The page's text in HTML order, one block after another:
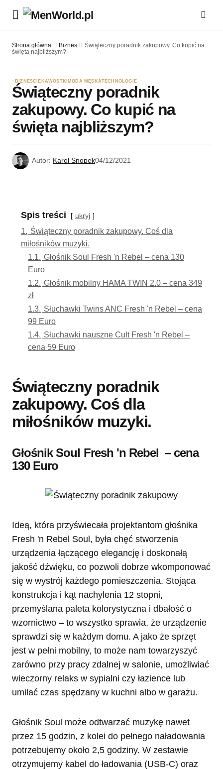
Strona główna Biznes
Świąteczny poradnik zakupowy. Co kupić na
święta najbliższym?
BIZNESCIEKAWOSTKI MODA MĘSKATECHNOLOGIE
Świąteczny poradnik
zakupowy. Co kupić na
święta najbliższym?
Autor: Karol Snopek04/12/2021
Spis treści ukryj
1. Świąteczny poradnik zakupowy. Coś dla
miłośników muzyki.
1.1. Głośnik Soul Fresh 'n Rebel – cena 130
Euro
1.2. Głośnik mobilny HAMA TWIN 2.0 – cena 349
zł
1.3. Słuchawki Twins ANC Fresh 'n Rebel – cena
99 Euro
1.4. Słuchawki nauszne Cult Fresh 'n Rebel –
cena 59 Euro
Świąteczny poradnik
zakupowy. Coś dla
miłośników muzyki.
Głośnik Soul Fresh 'n Rebel – cena
130 Euro
Ideą, która przyświecała projektantom głośnika
Fresh 'n Rebel Soul, była chęć stworzenia
urządzenia łączącego elegancję i doskonałą
jakość dźwięku, co pozwoli dobrze wkomponować
się w wystrój każdego pomieszczenia. Stojąca
konstrukcja i kąt nachylenia 12 stopni,
przemyślana paleta kolorystyczna i dbałość o
wzornictwo – to wszystko sprawia, że urządzenie
sprawdzi się w każdym domu. A jako że sprzęt
jest w pełni mobilny, to może nam towarzyszyć
zarówno przy pracy zdalnej w salonie, umożliwiać
wieczorny relaks w sypialni czy łazience lub
umilać czas spędzany w kuchni albo w garażu.
Głośnik Soul może odtwarzać muzykę nawet
przez 15 godzin, z kolei do pełnego naładowania
potrzebujemy około 2,5 godziny. W zestawie
otrzymujemy kabel do ładowania (USB-C) oraz